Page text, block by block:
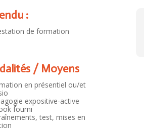
:
de formation
/ Moyens
en présentiel ou/et
expositive-active
fourni
test, mises en